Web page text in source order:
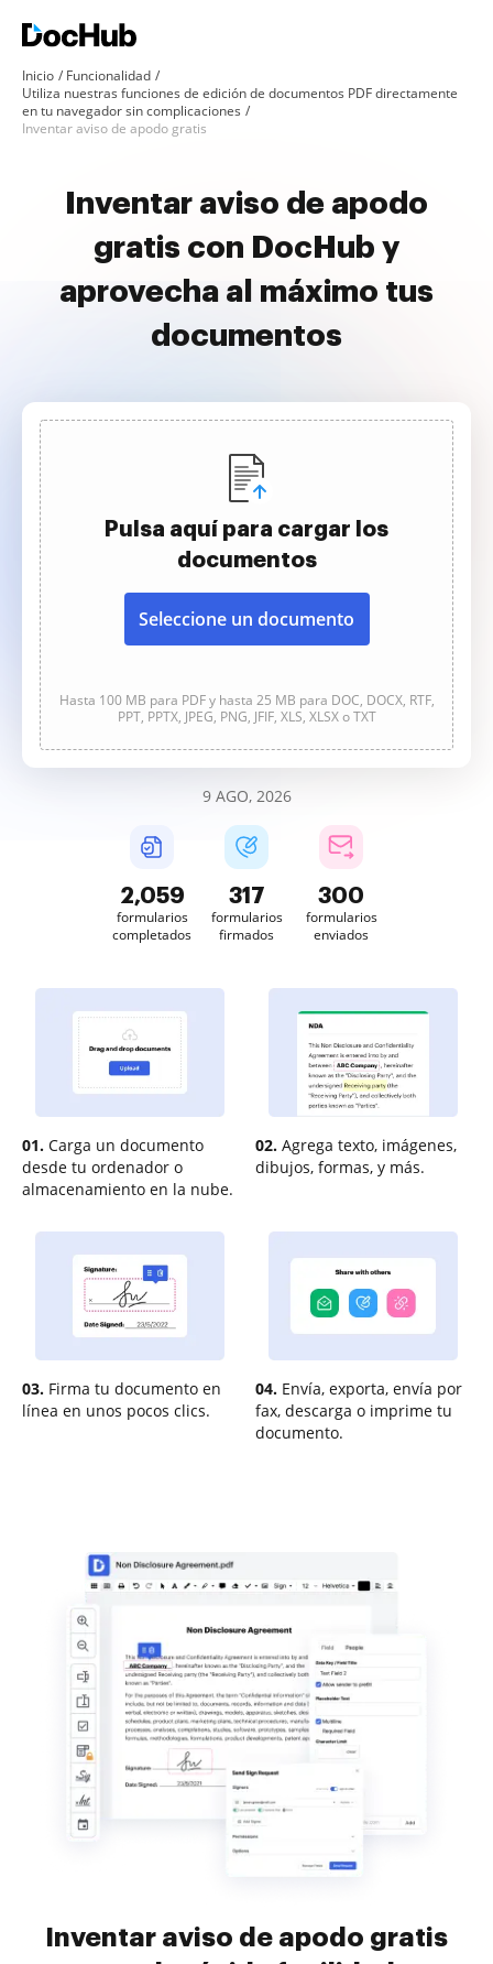
Inicio
Funcionalidad
Utiliza nuestras funciones de edición de documentos PDF directamente
en tu navegador sin complicaciones
Inventar aviso de apodo gratis
Inventar aviso de apodo
gratis con DocHub y
aprovecha al máximo tus
documentos
Pulsa aquí para cargar los
documentos
Seleccione un documento
Hasta 100 MB para PDF y hasta 25 MB para DOC, DOCX, RTF,
PPT, PPTX, JPEG, PNG, JFIF, XLS, XLSX o TXT
9 AGO, 2026
2,059
formularios
completados
317
formularios
firmados
300
formularios
enviados
01. Carga un documento
desde tu ordenador o
almacenamiento en la nube.
02. Agrega texto, imágenes,
dibujos, formas, y más.
03. Firma tu documento en
línea en unos pocos clics.
04. Envía, exporta, envía por
fax, descarga o imprime tu
documento.
Inventar aviso de apodo gratis